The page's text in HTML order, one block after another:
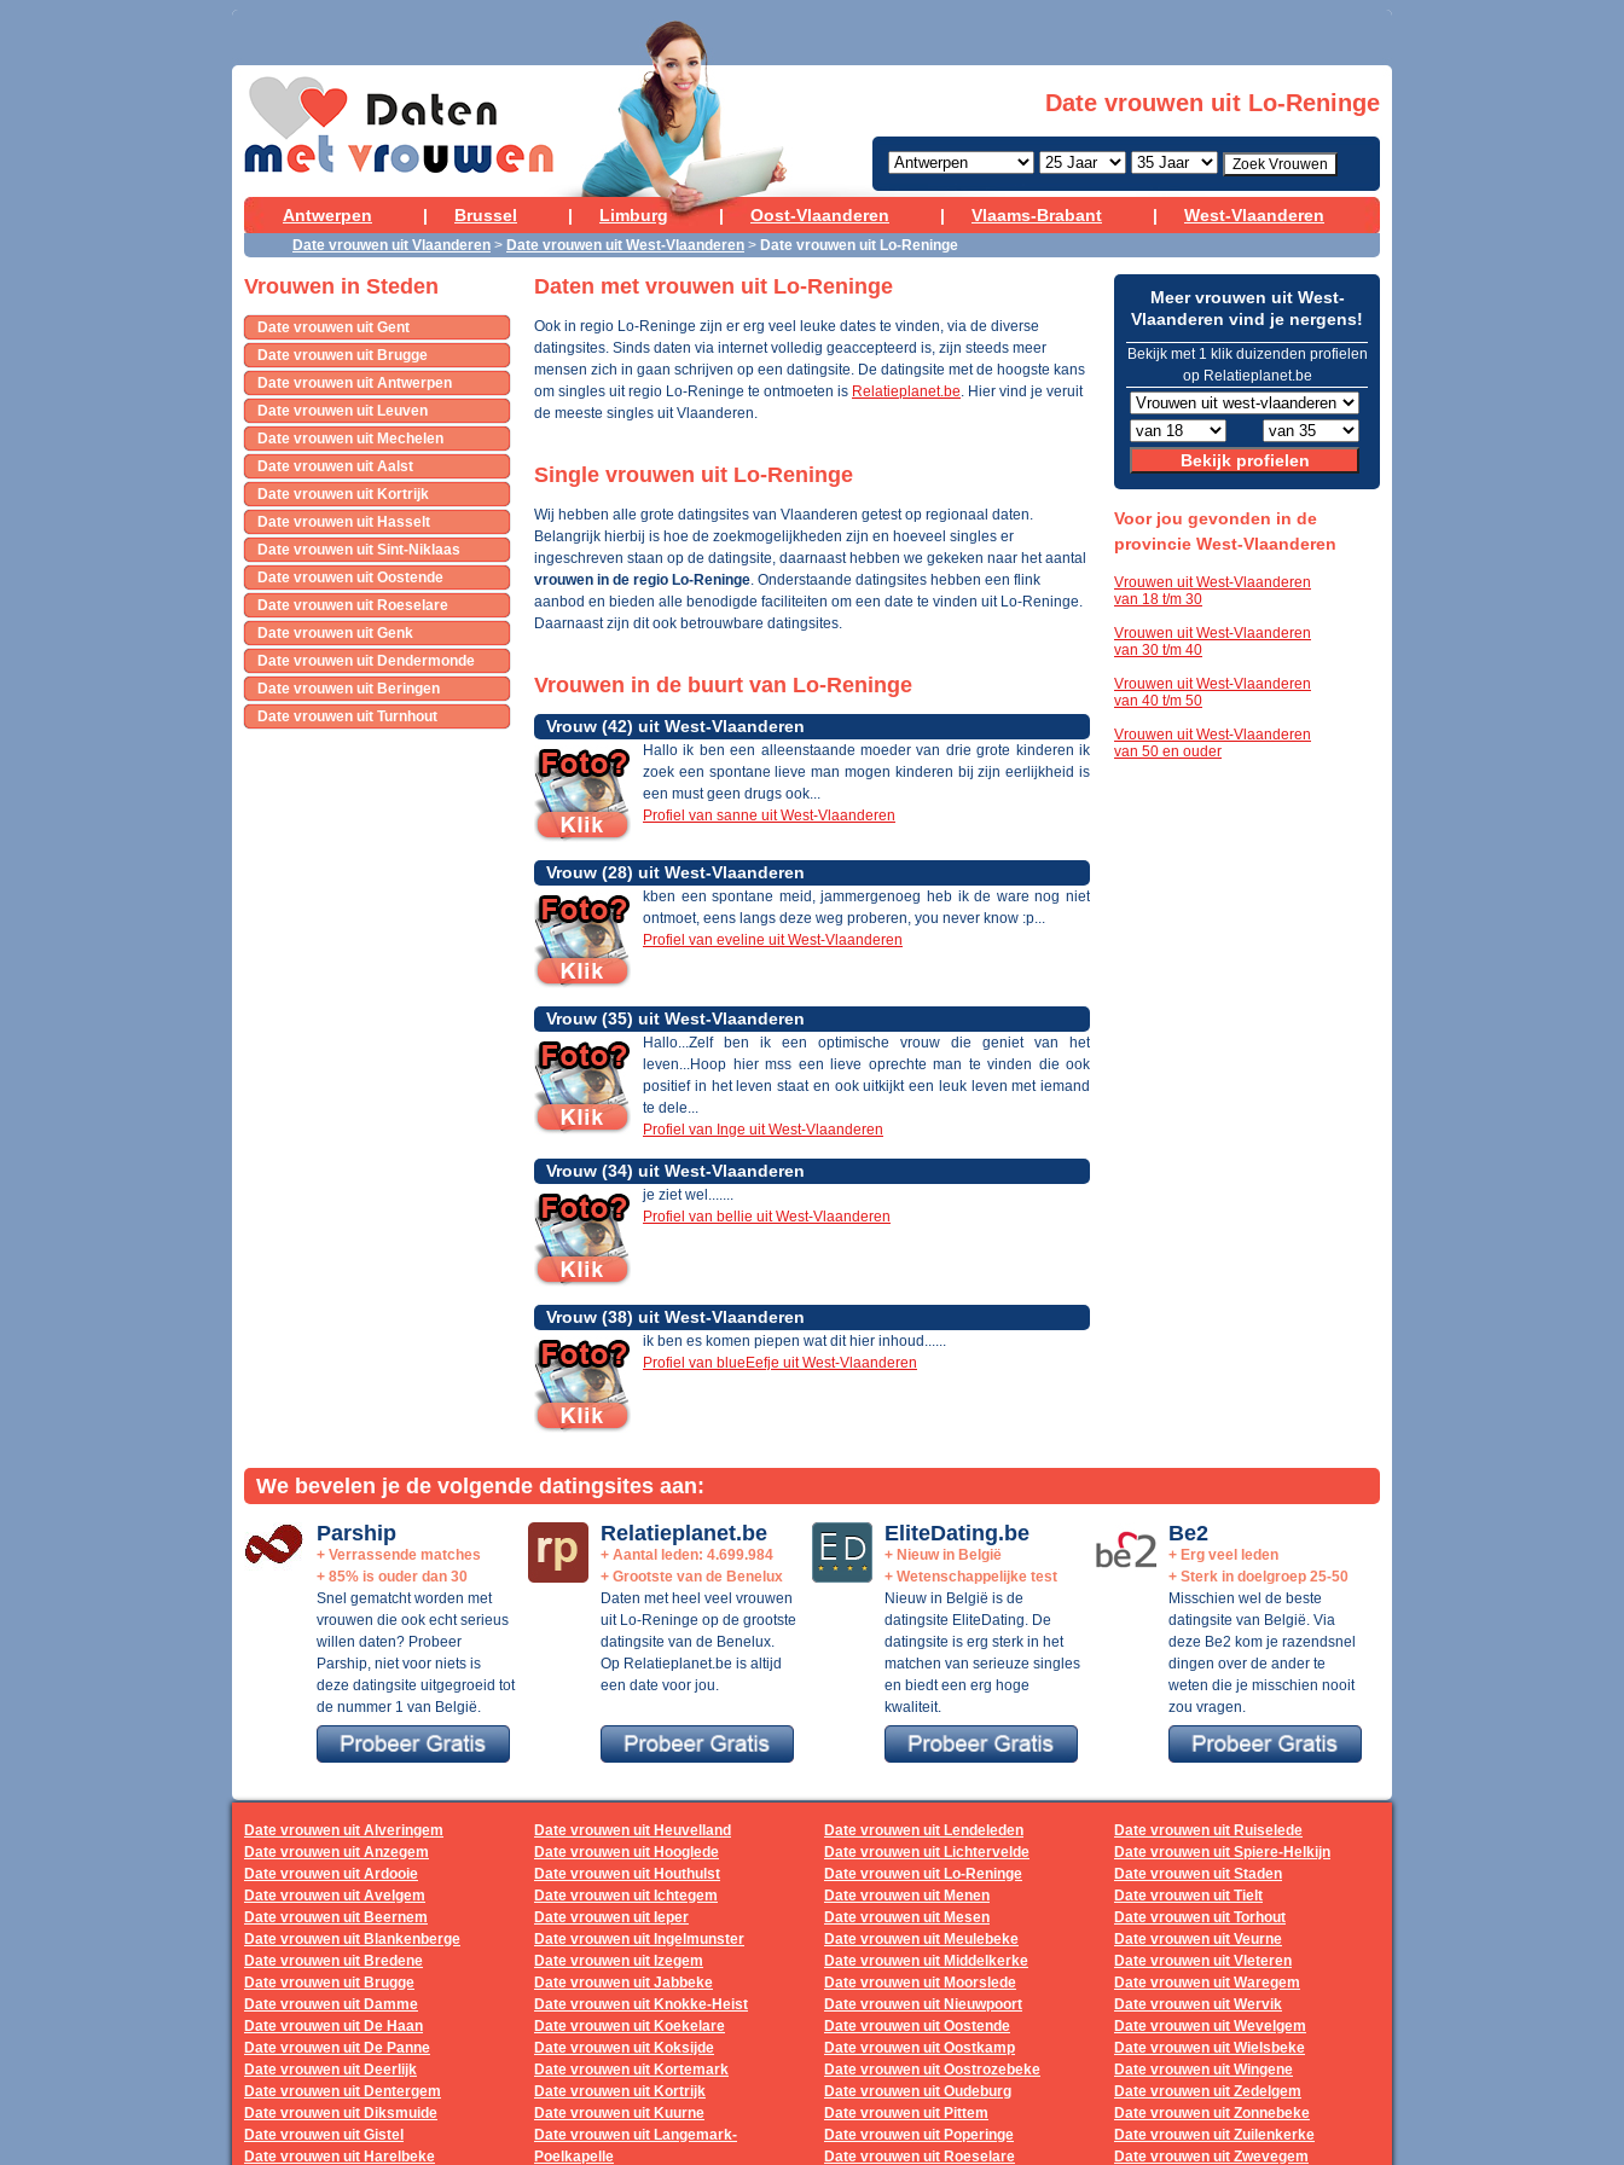
Date vrouwen uit Lo-Reninge
Antwerpen | Brussel | Limburg | Oost-Vlaanderen | Vlaams-Brabant | West-Vlaanderen
Date vrouwen uit Vlaanderen > Date vrouwen uit West-Vlaanderen > Date vrouwen uit Lo-Reninge
Vrouwen in Steden
Date vrouwen uit Gent
Date vrouwen uit Brugge
Date vrouwen uit Antwerpen
Date vrouwen uit Leuven
Date vrouwen uit Mechelen
Date vrouwen uit Aalst
Date vrouwen uit Kortrijk
Date vrouwen uit Hasselt
Date vrouwen uit Sint-Niklaas
Date vrouwen uit Oostende
Date vrouwen uit Roeselare
Date vrouwen uit Genk
Date vrouwen uit Dendermonde
Date vrouwen uit Beringen
Date vrouwen uit Turnhout
Daten met vrouwen uit Lo-Reninge
Ook in regio Lo-Reninge zijn er erg veel leuke dates te vinden, via de diverse
datingsites. Sinds daten via internet volledig geaccepteerd is, zijn steeds meer
mensen zich in gaan schrijven op een datingsite. De datingsite met de hoogste kans
om singles uit regio Lo-Reninge te ontmoeten is Relatieplanet.be. Hier vind je veruit
de meeste singles uit Vlaanderen.
Single vrouwen uit Lo-Reninge
Wij hebben alle grote datingsites van Vlaanderen getest op regionaal daten.
Belangrijk hierbij is hoe de zoekmogelijkheden zijn en hoeveel singles er
ingeschreven staan op de datingsite, daarnaast hebben we gekeken naar het aantal
vrouwen in de regio Lo-Reninge . Onderstaande datingsites hebben een flink
aanbod en bieden alle benodigde faciliteiten om een date te vinden uit Lo-Reninge.
Daarnaast zijn dit ook betrouwbare datingsites.
Vrouwen in de buurt van Lo-Reninge
Vrouw (42) uit West-Vlaanderen
Hallo ik ben een alleenstaande moeder van drie grote kinderen ik
zoek een spontane lieve man mogen kinderen bij zijn eerlijkheid is
een must geen drugs ook...
Profiel van sanne uit West-Vlaanderen
Vrouw (28) uit West-Vlaanderen
kben een spontane meid, jammergenoeg heb ik de ware nog niet
ontmoet, eens langs deze weg proberen, you never know :p...
Profiel van eveline uit West-Vlaanderen
Vrouw (35) uit West-Vlaanderen
Hallo...Zelf ben ik een optimische vrouw die geniet van het
leven...Hoop hier mss een lieve oprechte man te vinden die ook
positief in het leven staat en ook uitkijkt een leuk leven met iemand
te dele...
Profiel van Inge uit West-Vlaanderen
Vrouw (34) uit West-Vlaanderen
je ziet wel.......
Profiel van bellie uit West-Vlaanderen
Vrouw (38) uit West-Vlaanderen
ik ben es komen piepen wat dit hier inhoud......
Profiel van blueEefje uit West-Vlaanderen
Meer vrouwen uit West-
Vlaanderen vind je nergens!
Bekijk met 1 klik duizenden profielen
op Relatieplanet.be
Voor jou gevonden in de
provincie West-Vlaanderen
Vrouwen uit West-Vlaanderen
van 18 t/m 30
Vrouwen uit West-Vlaanderen
van 30 t/m 40
Vrouwen uit West-Vlaanderen
van 40 t/m 50
Vrouwen uit West-Vlaanderen
van 50 en ouder
We bevelen je de volgende datingsites aan:
Parship
+ Verrassende matches
+ 85% is ouder dan 30
Snel gematcht worden met
vrouwen die ook echt serieus
willen daten? Probeer
Parship, niet voor niets is
deze datingsite uitgegroeid tot
de nummer 1 van België.
Relatieplanet.be
+ Aantal leden: 4.699.984
+ Grootste van de Benelux
Daten met heel veel vrouwen
uit Lo-Reninge op de grootste
datingsite van de Benelux.
Op Relatieplanet.be is altijd
een date voor jou.
EliteDating.be
+ Nieuw in België
+ Wetenschappelijke test
Nieuw in België is de
datingsite EliteDating. De
datingsite is erg sterk in het
matchen van serieuze singles
en biedt een erg hoge
kwaliteit.
Be2
+ Erg veel leden
+ Sterk in doelgroep 25-50
Misschien wel de beste
datingsite van België. Via
deze Be2 kom je razendsnel
dingen over de ander te
weten die je misschien nooit
zou vragen.
Date vrouwen uit Alveringem
Date vrouwen uit Anzegem
Date vrouwen uit Ardooie
Date vrouwen uit Avelgem
Date vrouwen uit Beernem
Date vrouwen uit Blankenberge
Date vrouwen uit Bredene
Date vrouwen uit Brugge
Date vrouwen uit Damme
Date vrouwen uit De Haan
Date vrouwen uit De Panne
Date vrouwen uit Deerlijk
Date vrouwen uit Dentergem
Date vrouwen uit Diksmuide
Date vrouwen uit Gistel
Date vrouwen uit Harelbeke
Date vrouwen uit Heuvelland
Date vrouwen uit Hooglede
Date vrouwen uit Houthulst
Date vrouwen uit Ichtegem
Date vrouwen uit Ieper
Date vrouwen uit Ingelmunster
Date vrouwen uit Izegem
Date vrouwen uit Jabbeke
Date vrouwen uit Knokke-Heist
Date vrouwen uit Koekelare
Date vrouwen uit Koksijde
Date vrouwen uit Kortemark
Date vrouwen uit Kortrijk
Date vrouwen uit Kuurne
Date vrouwen uit Langemark-
Poelkapelle
Date vrouwen uit Lendeleden
Date vrouwen uit Lichtervelde
Date vrouwen uit Lo-Reninge
Date vrouwen uit Menen
Date vrouwen uit Mesen
Date vrouwen uit Meulebeke
Date vrouwen uit Middelkerke
Date vrouwen uit Moorslede
Date vrouwen uit Nieuwpoort
Date vrouwen uit Oostende
Date vrouwen uit Oostkamp
Date vrouwen uit Oostrozebeke
Date vrouwen uit Oudeburg
Date vrouwen uit Pittem
Date vrouwen uit Poperinge
Date vrouwen uit Roeselare
Date vrouwen uit Ruiselede
Date vrouwen uit Spiere-Helkijn
Date vrouwen uit Staden
Date vrouwen uit Tielt
Date vrouwen uit Torhout
Date vrouwen uit Veurne
Date vrouwen uit Vleteren
Date vrouwen uit Waregem
Date vrouwen uit Wervik
Date vrouwen uit Wevelgem
Date vrouwen uit Wielsbeke
Date vrouwen uit Wingene
Date vrouwen uit Zedelgem
Date vrouwen uit Zonnebeke
Date vrouwen uit Zuilenkerke
Date vrouwen uit Zwevegem